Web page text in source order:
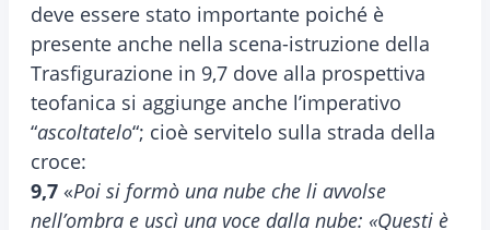
deve essere stato importante poiché è
presente anche nella scena-istruzione della
Trasfigurazione in 9,7 dove alla prospettiva
teofanica si aggiunge anche l’imperativo
“ascoltatelo“; cioè servitelo sulla strada della
croce:
9,7 «Poi si formò una nube che li avvolse
nell’ombra e uscì una voce dalla nube: «Questi è